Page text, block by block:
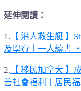
延伸閱讀：
1. 【 港人救生艇 】
及學費｜一人讀書
2. 【 移民加拿大 】
善社會福利｜居民